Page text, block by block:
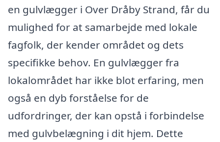
en gulvlægger i Over Dråby Strand, får du
mulighed for at samarbejde med lokale
fagfolk, der kender området og dets
specifikke behov. En gulvlægger fra
lokalområdet har ikke blot erfaring, men
også en dyb forståelse for de
udfordringer, der kan opstå i forbindelse
med gulvbelægning i dit hjem. Dette